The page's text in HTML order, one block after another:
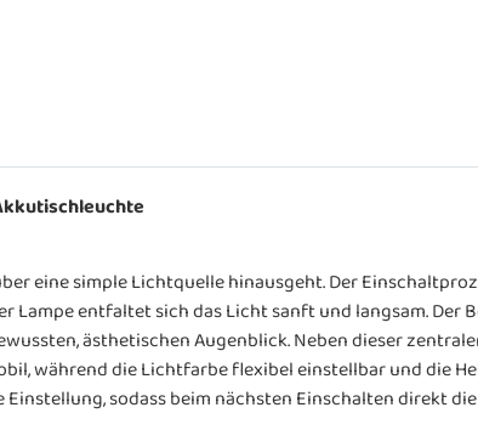
eine simple Lichtquelle hinausgeht. Der
Lampe entfaltet sich das Licht sanft und langsam. Der
ästhetischen Augenblick. Neben dieser
während die Lichtfarbe flexibel einstellbar und die
sodass beim nächsten Einschalten direkt